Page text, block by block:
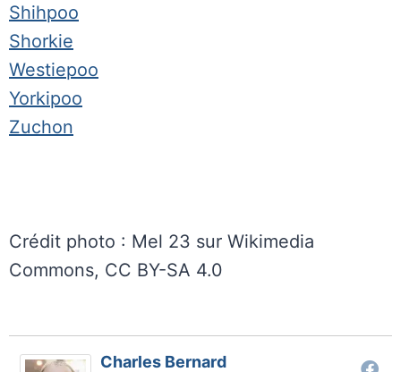
Shihpoo
Shorkie
Westiepoo
Yorkipoo
Zuchon
Crédit photo : Mel 23 sur Wikimedia
Commons, CC BY-SA 4.0
Charles Bernard